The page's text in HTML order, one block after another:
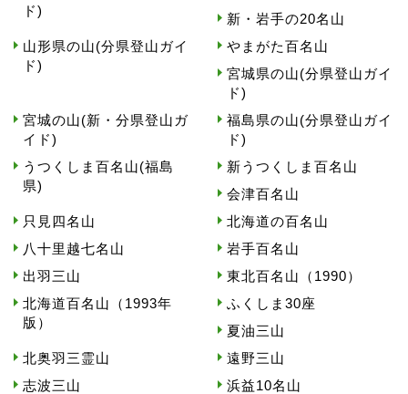
ド)
新・岩手の20名山
山形県の山(分県登山ガイ
ド)
やまがた百名山
宮城県の山(分県登山ガイ
ド)
宮城の山(新・分県登山ガ
イド)
福島県の山(分県登山ガイ
ド)
うつくしま百名山(福島
県)
新うつくしま百名山
会津百名山
只見四名山
北海道の百名山
八十里越七名山
岩手百名山
出羽三山
東北百名山（1990）
北海道百名山（1993年
版）
ふくしま30座
夏油三山
北奥羽三霊山
遠野三山
志波三山
浜益10名山